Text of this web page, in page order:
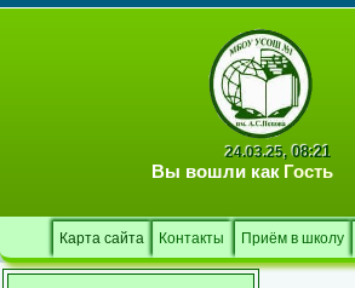
24.03.25, 08:21
Вы вошли как Гость
Карта сайта Контакты Приём в школу